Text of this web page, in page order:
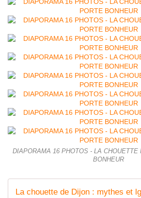
DIAPORAMA 16 PHOTOS - LA CHOUETTE
BONHEUR
La chouette de Dijon : mythes et